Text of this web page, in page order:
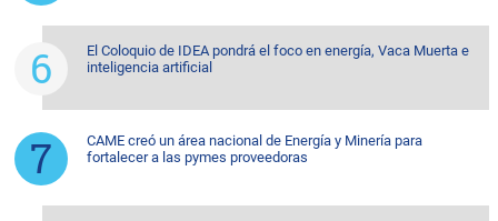
El Coloquio de IDEA pondrá el foco en energía, Vaca Muerta e
inteligencia artificial
CAME creó un área nacional de Energía y Minería para
fortalecer a las pymes proveedoras